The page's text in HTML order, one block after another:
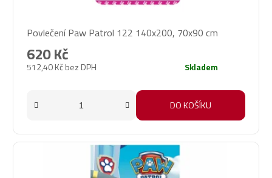
Povlečení Paw Patrol 122 140x200, 70x90 cm
512,40 Kč bez DPH
620 Kč
Skladem
DO KOŠÍKU